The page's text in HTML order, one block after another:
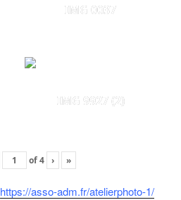
IMG 0037
IMG 9927 (2)
of4 › »
https://asso-adm.fr/atelierphoto-1/